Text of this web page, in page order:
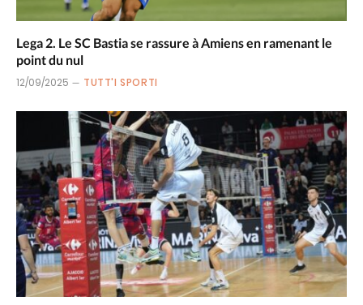
Lega 2. Le SC Bastia se rassure à Amiens en ramenant le
point du nul
12/09/2025 TUTT'I SPORTI